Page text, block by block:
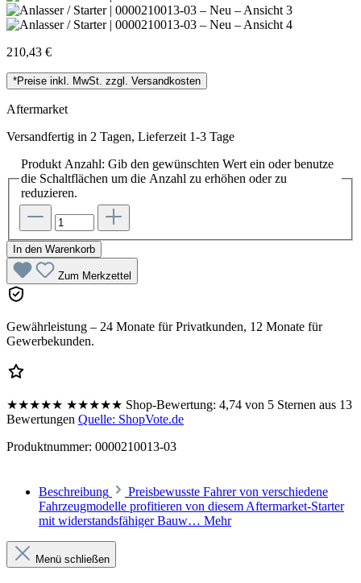
210,43 €
*Preise inkl. MwSt. zzgl. Versandkosten
Aftermarket
Versandfertig in 2 Tagen, Lieferzeit 1-3 Tage
Produkt Anzahl: Gib den gewünschten Wert ein oder benutze
die Schaltflächen um die Anzahl zu erhöhen oder zu
reduzieren.
In den Warenkorb
Zum Merkzettel
Gewährleistung – 24 Monate für Privatkunden, 12 Monate für
Gewerbekunden.
★★★★★ ★★★★★ Shop-Bewertung: 4,74 von 5 Sternen aus 13
Bewertungen Quelle: ShopVote.de
Produktnummer: 0000210013-03
Beschreibung
Preisbewusste Fahrer von verschiedene
Fahrzeugmodelle profitieren von diesem Aftermarket-Starter
mit widerstandsfähiger Bauw… Mehr
Menü schließen